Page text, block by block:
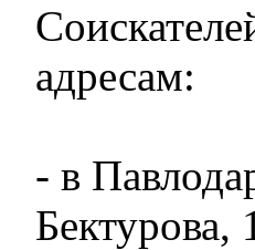
адресам:
- в
Бектурова,